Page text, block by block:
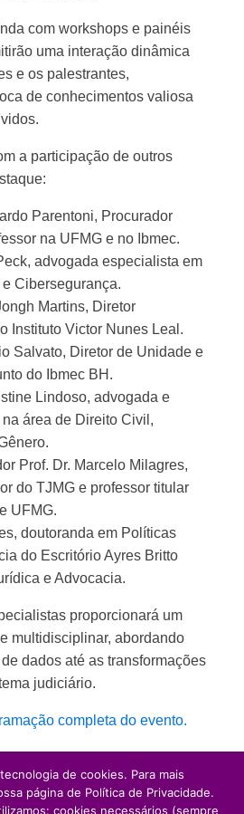
com workshops e painéis
uma interação dinâmica
e os palestrantes,
de conhecimentos valiosa
a participação de outros
Parentoni, Procurador
na UFMG e no Ibmec.
advogada especialista em
Cibersegurança.
Martins, Diretor
Instituto Victor Nunes Leal.
Salvato, Diretor de Unidade e
do Ibmec BH.
Lindoso, advogada e
área de Direito Civil,
Prof. Dr. Marcelo Milagres,
do TJMG e professor titular
UFMG.
doutoranda em Políticas
do Escritório Ayres Britto
e Advocacia.
proporcionará um
multidisciplinar, abordando
dados até as transformações
judiciário.
completa do evento.
de cookies. Para mais
página de Política de Privacidade.
cookies necessários (sempre